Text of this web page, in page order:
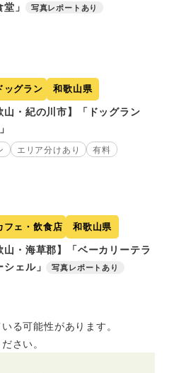
」
写真レポートあり
ッグラン 和歌山県
山・紀の川市】「ドッグラン
エリア分けあり
有料
フェ・飲食店 和歌山県
山・海草郡】「ベーカリーテラ
シェル」
写真レポートあり
る可能性があります。
さい。